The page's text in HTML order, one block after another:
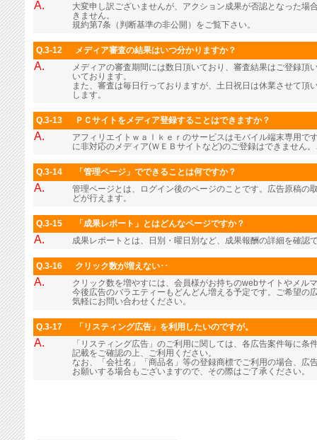
A.
大変申し訳ございませんが、アクション成果が否認となった場
きません。
規約第7条（判断基準の非公開）をご覧下さい。
Q.3-12 メディア審査の結果はいつ分かりますか？
A.
メディアの審査期間には数日頂いており、審査結果はご登録頂
いております。
また、審査は毎日行っておりますが、土日祝日は休業させて頂
します。
Q.3-13 ＰＣサイトをメディア登録することはできますか？
A.
アフィリエイトｗａｌｋｅｒのサービスはモバイル端末専用で
に非対応のメディア(ＷＥＢサイトなど)のご登録はできません
Q.3-14 「管理ページ」でできることは何ですか？
A.
管理ページとは、ログイン後のページのことです。広告原稿の
どが行えます。
Q.3-15 「成果レポート」とはどんなページですか？
A. 成果レポートとは、日別・曜日別など、成果報酬の詳細を確認
Q.3-16 クリック数が増えない･･
A.
クリック数を増やすには、会員様がお持ちのwebサイトやメル
今後広告のバラエティーもどんどん増える予定です。ご希望の
気軽にお問い合わせください。
Q.3-17 「リスティング広告」を利用したいのですが。
A.
「リスティング広告」のご利用に関しては、各広告案件毎に
記載をご確認の上、ご利用ください。
なお、「会社名」「商品名」等の登録商標でご利用の場合、広
お願いする場合もございますので、その際はご了承ください。